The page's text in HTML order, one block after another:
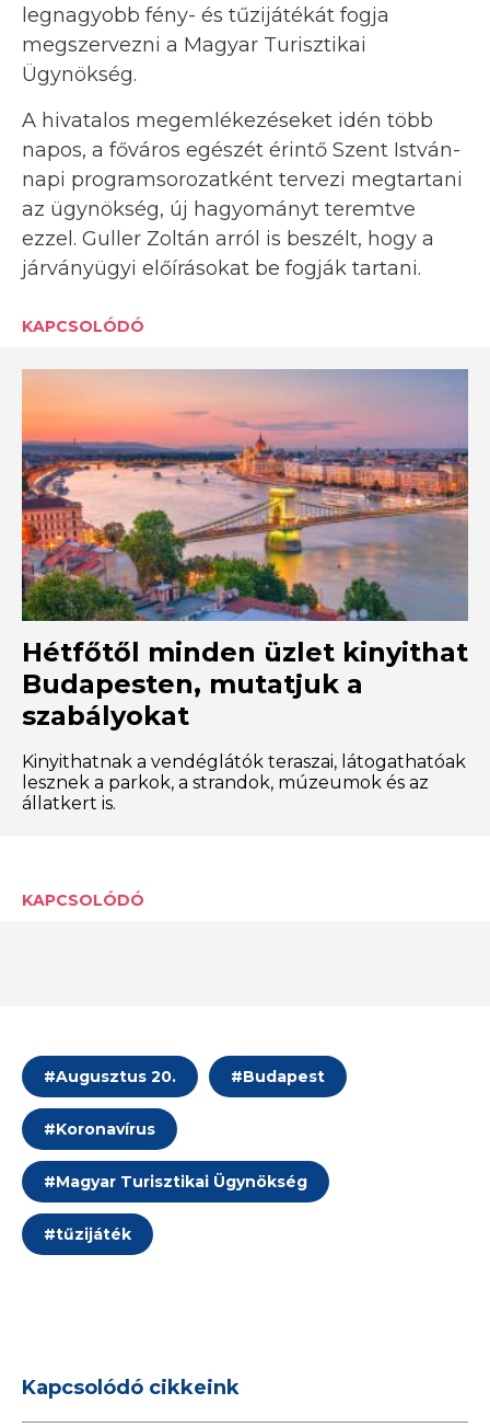
legnagyobb fény- és tűzijátékát fogja
megszervezni a Magyar Turisztikai
Ügynökség.
A hivatalos megemlékezéseket idén több
napos, a főváros egészét érintő Szent István-
napi programsorozatként tervezi megtartani
az ügynökség, új hagyományt teremtve
ezzel. Guller Zoltán arról is beszélt, hogy a
járványügyi előírásokat be fogják tartani.
KAPCSOLÓDÓ
Hétfőtől minden üzlet kinyithat
Budapesten, mutatjuk a
szabályokat
Kinyithatnak a vendéglátók teraszai, látogathatóak
lesznek a parkok, a strandok, múzeumok és az
állatkert is.
KAPCSOLÓDÓ
#Augusztus 20. #Budapest
#Koronavírus
#Magyar Turisztikai Ügynökség
#tűzijáték
Kapcsolódó cikkeink